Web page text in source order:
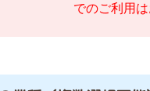
でのご利用